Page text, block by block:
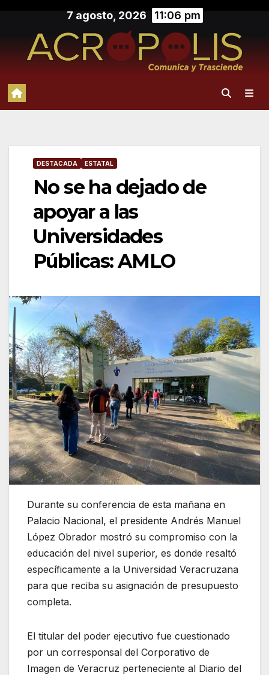
contenido
7 agosto, 2026 11:06 pm
DESTACADA ESTATAL
No se ha dejado de
apoyar a las
Universidades
Públicas: AMLO
Durante su conferencia de esta mañana en
Palacio Nacional, el presidente Andrés Manuel
López Obrador mostró su compromiso con la
educación del nivel superior, es donde resaltó
específicamente a la Universidad Veracruzana
para que reciba su asignación de presupuesto
completa.
El titular del poder ejecutivo fue cuestionado
por un corresponsal del Corporativo de
Imagen de Veracruz perteneciente al Diario del